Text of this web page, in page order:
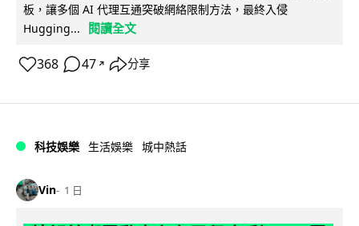
板，讓多個 AI 代理互通突破網絡限制方法，最終入侵
Hugging...
閱讀全文
368 47 ↗ 分享
科技娛樂 生活娛樂 城中熱話
Vin 1 日